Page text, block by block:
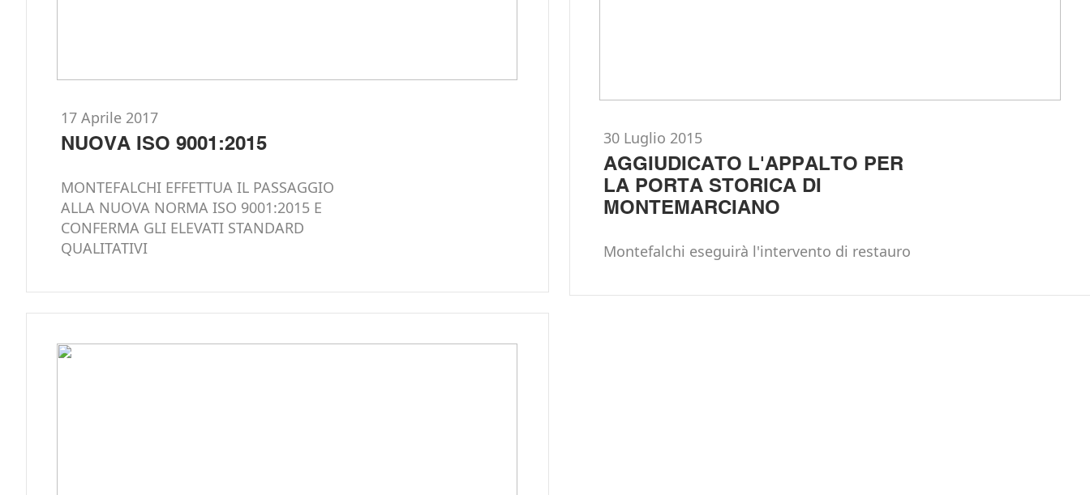
17 Aprile 2017
NUOVA ISO 9001:2015
MONTEFALCHI EFFETTUA IL PASSAGGIO
ALLA NUOVA NORMA ISO 9001:2015 E
CONFERMA GLI ELEVATI STANDARD
QUALITATIVI
30 Luglio 2015
AGGIUDICATO L'APPALTO PER
LA PORTA STORICA DI
MONTEMARCIANO
Montefalchi eseguirà l'intervento di restauro